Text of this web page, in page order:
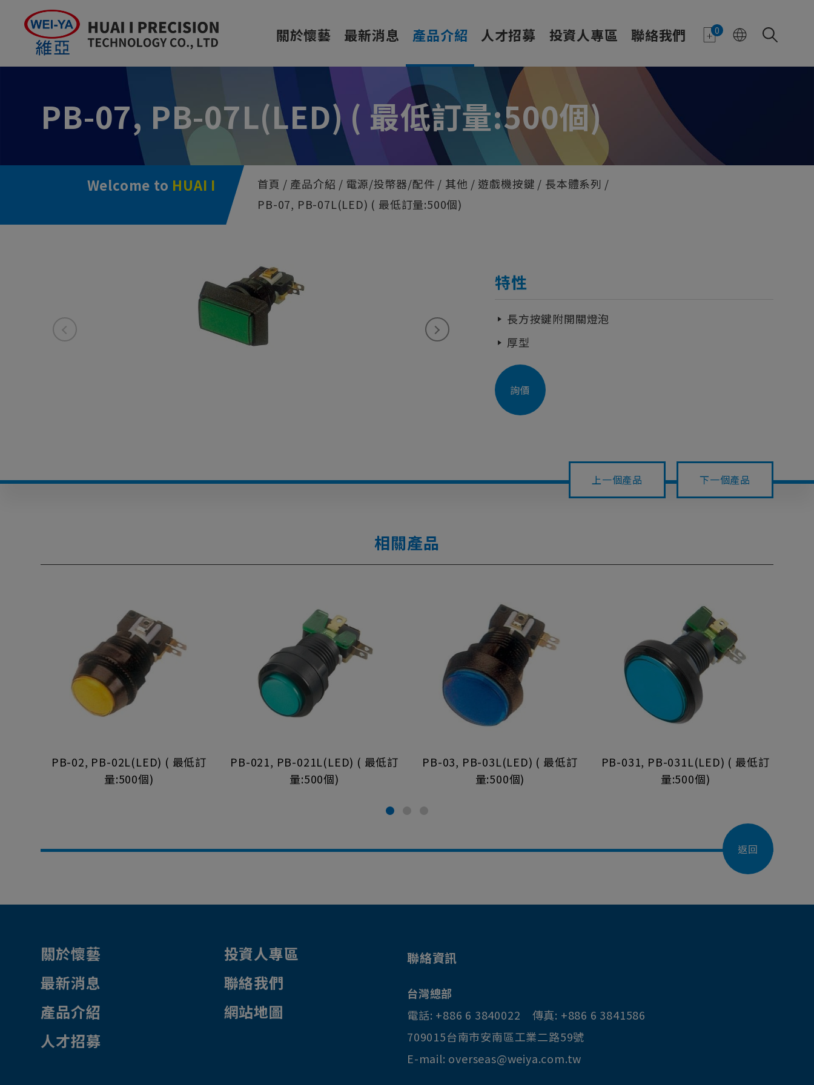
0
關於懷藝 最新消息 產品介紹 人才招募 投資人專區 聯絡我們
PB-07, PB-07L(LED) ( 最低訂量:500個)
Welcome to HUAI I 首頁 產品介紹 電源/投幣器/配件 其他 遊戲機按鍵
長本體系列
PB-07, PB-07L(LED) ( 最低訂量:500個)
特性
長方按鍵附開關燈泡
厚型
詢價
上一個產品 下一個產品
相關產品
PB-02, PB-02L(LED) ( 最低訂
量:500個)
PB-021, PB-021L(LED) ( 最低訂
量:500個)
PB-03, PB-03L(LED) ( 最低訂
量:500個)
PB-031, PB-031L(LED) ( 最低訂
量:500個)
返回
關於懷藝
最新消息
產品介紹
人才招募
投資人專區
聯絡我們
網站地圖
聯絡資訊
台灣總部
電話: +886 6 3840022 傳真: +886 6 3841586
709015台南市安南區工業二路59號
E-mail: overseas@weiya.com.tw
Cookie管理面板